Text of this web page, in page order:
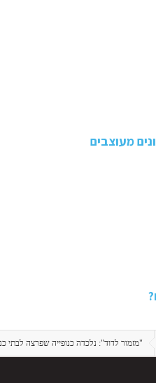
מעוצבים
"מזמור לדוד": נלכדה כנופייה שפרצה לבתי כנסת וגנבה